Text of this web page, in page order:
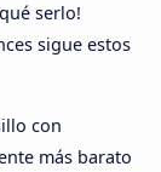
serlo!
sigue estos
con
más barato